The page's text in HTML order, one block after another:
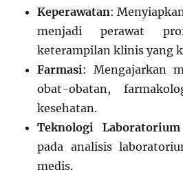
Keperawatan:
menjadi perawat
keterampilan klinis yang
Farmasi: Mengajarkan
obat-obatan,
kesehatan.
Teknologi
pada analisis
medis.